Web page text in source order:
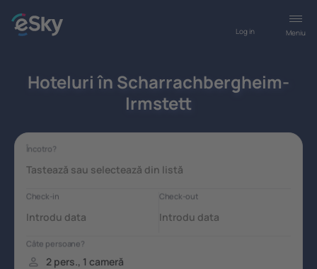
Meniu
Log in
Hoteluri în Scharrachbergheim-
Irmstett